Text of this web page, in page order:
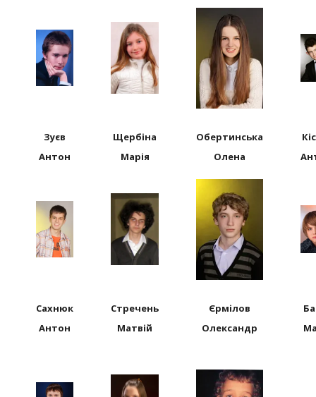
Зуєв
Антон
Щербіна
Марія
Обертинська
Олена
Сахнюк
Антон
Стречень
Матвій
Єрмілов
Олександр